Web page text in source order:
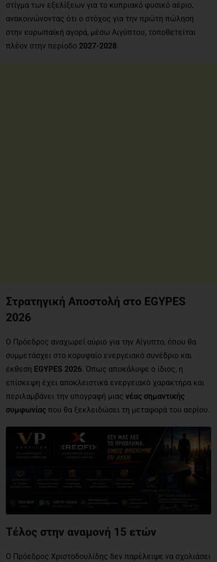
στίγμα των εξελίξεων για το κυπριακό φυσικό αέριο,
ανακοινώνοντας ότι ο στόχος για την πρώτη πώληση
στην ευρωπαϊκή αγορά, μέσω Αιγύπτου, τοποθετείται
πλέον στην περίοδο 2027-2028.
Στρατηγική Αποστολή στο EGYPES
2026
Ο Πρόεδρος αναχωρεί αύριο για την Αίγυπτο, όπου θα
συμμετάσχει στο κορυφαίο ενεργειακό συνέδριο και
έκθεση EGYPES 2026. Όπως αποκάλυψε ο ίδιος, η
επίσκεψη έχει αποκλειστικά ενεργειακό χαρακτήρα και
περιλαμβάνει την υπογραφή μιας νέας σημαντικής
συμφωνίας που θα ξεκλειδώσει τη μεταφορά του αερίου.
Τέλος στην αναμονή 15 ετών
Ο Πρόεδρος Χριστοδουλίδης δεν παρέλειψε να σχολιάσει